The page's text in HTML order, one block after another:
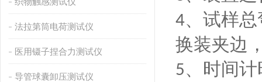
法拉第筒电荷测试仪
医用镊子捏合力测试仪
导管球囊卸压测试仪
4、试样
换装夹边
5、时间